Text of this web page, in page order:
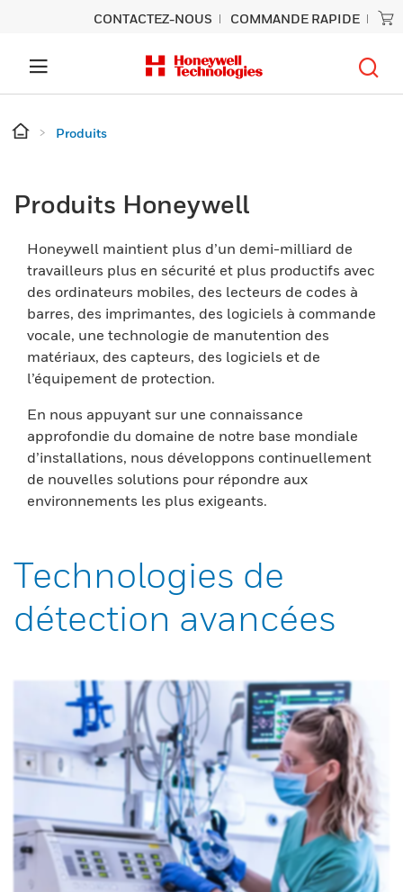
CONTACTEZ-NOUS COMMANDE RAPIDE
Produits
Produits Honeywell
Honeywell maintient plus d’un demi-milliard de
travailleurs plus en sécurité et plus productifs avec
des ordinateurs mobiles, des lecteurs de codes à
barres, des imprimantes, des logiciels à commande
vocale, une technologie de manutention des
matériaux, des capteurs, des logiciels et de
l’équipement de protection.
En nous appuyant sur une connaissance
approfondie du domaine de notre base mondiale
d’installations, nous développons continuellement
de nouvelles solutions pour répondre aux
environnements les plus exigeants.
Technologies de
détection avancées